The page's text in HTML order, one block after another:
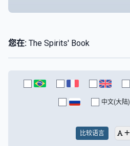
您在: The Spirits' Book
中文(大陆)
比较语言